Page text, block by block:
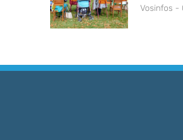
Vosinfos